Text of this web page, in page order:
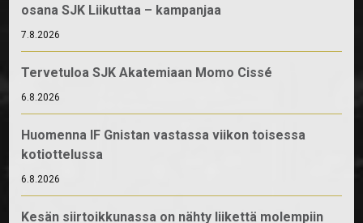
osana SJK Liikuttaa – kampanjaa
7.8.2026
Tervetuloa SJK Akatemiaan Momo Cissé
6.8.2026
Huomenna IF Gnistan vastassa viikon toisessa
kotiottelussa
6.8.2026
Kesän siirtoikkunassa on nähty liikettä molempiin